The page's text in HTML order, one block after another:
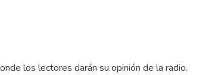
los lectores darán su opinión de la radio.